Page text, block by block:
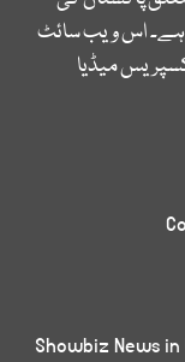
ہے۔ اس ویب سائٹ
میڈیا
Showbiz News in